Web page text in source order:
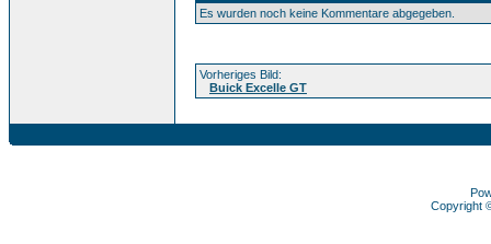
Es wurden noch keine Kommentare abgegeben.
Vorheriges Bild:
Buick Excelle GT
Copyright